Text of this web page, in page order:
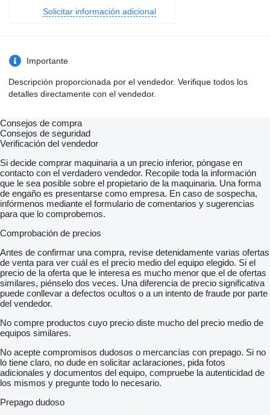
Solicitar información adicional
Importante
Descripción proporcionada por el vendedor. Verifique todos los
detalles directamente con el vendedor.
Consejos de compra
Consejos de seguridad
Verificación del vendedor
Si decide comprar maquinaria a un precio inferior, póngase en
contacto con el verdadero vendedor. Recopile toda la información
que le sea posible sobre el propietario de la maquinaria. Una forma
de engaño es presentarse como empresa. En caso de sospecha,
infórmenos mediante el formulario de comentarios y sugerencias
para que lo comprobemos.
Comprobación de precios
Antes de confirmar una compra, revise detenidamente varias ofertas
de venta para ver cuál es el precio medio del equipo elegido. Si el
precio de la oferta que le interesa es mucho menor que el de ofertas
similares, piénselo dos veces. Una diferencia de precio significativa
puede conllevar a defectos ocultos o a un intento de fraude por parte
del vendedor.
No compre productos cuyo precio diste mucho del precio medio de
equipos similares.
No acepte compromisos dudosos o mercancías con prepago. Si no
lo tiene claro, no dude en solicitar aclaraciones, pida fotos
adicionales y documentos del equipo, compruebe la autenticidad de
los mismos y pregunte todo lo necesario.
Prepago dudoso